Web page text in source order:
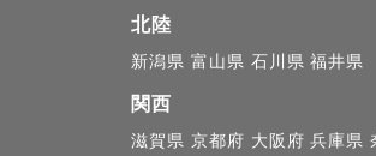
"今だから"こその表情や仕草、その瞬
一つひとつ大切に写真に残しています🌿
北陸
新潟県 富山県 石川県 福井県
関西
滋賀県 京都府 大阪府 兵庫県